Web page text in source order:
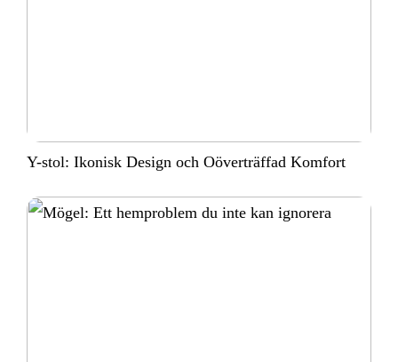
Y-stol: Ikonisk Design och Oöverträffad Komfort